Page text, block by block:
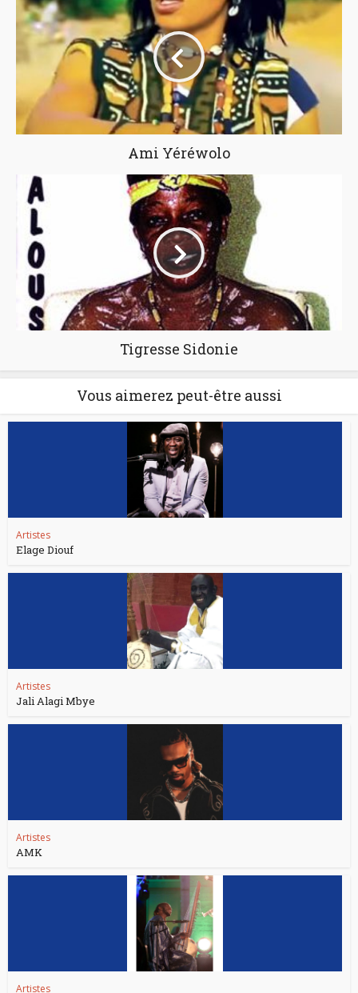
Ami Yéréwolo
Tigresse Sidonie
Vous aimerez peut-être aussi
Artistes
Elage Diouf
Artistes
Jali Alagi Mbye
Artistes
AMK
Artistes